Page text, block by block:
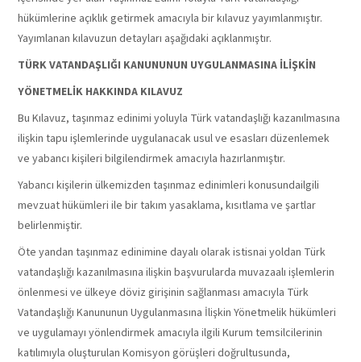
hükümlerine açıklık getirmek amacıyla bir kılavuz yayımlanmıştır.
Yayımlanan kılavuzun detayları aşağıdaki açıklanmıştır.
TÜRK VATANDAŞLIĞI KANUNUNUN UYGULANMASINA İLİŞKİN
YÖNETMELİK HAKKINDA KILAVUZ
Bu Kılavuz, taşınmaz edinimi yoluyla Türk vatandaşlığı kazanılmasına
ilişkin tapu işlemlerinde uygulanacak usul ve esasları düzenlemek
ve yabancı kişileri bilgilendirmek amacıyla hazırlanmıştır.
Yabancı kişilerin ülkemizden taşınmaz edinimleri konusundailgili
mevzuat hükümleri ile bir takım yasaklama, kısıtlama ve şartlar
belirlenmiştir.
Öte yandan taşınmaz edinimine dayalı olarak istisnai yoldan Türk
vatandaşlığı kazanılmasına ilişkin başvurularda muvazaalı işlemlerin
önlenmesi ve ülkeye döviz girişinin sağlanması amacıyla Türk
Vatandaşlığı Kanununun Uygulanmasına İlişkin Yönetmelik hükümleri
ve uygulamayı yönlendirmek amacıyla ilgili Kurum temsilcilerinin
katılımıyla oluşturulan Komisyon görüşleri doğrultusunda,